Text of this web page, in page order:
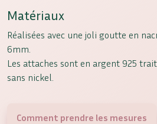
Matériaux
Réalisées avec une joli goutte en
6mm.
Les attaches sont en argent 925
sans nickel.
Comment prendre les mesures